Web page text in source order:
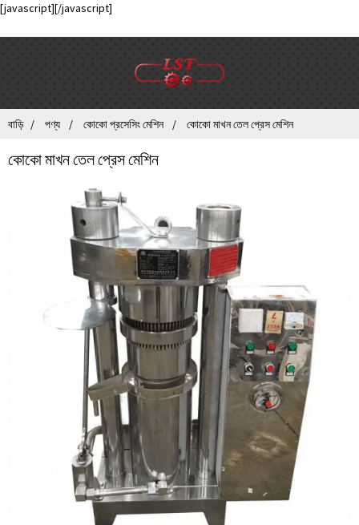
[javascript][/javascript]
বাড়ি পণ্য কোকো প্রসেসিং মেশিন কোকো মাখন তেল প্রেস মেশিন
কোকো মাখন তেল প্রেস মেশিন